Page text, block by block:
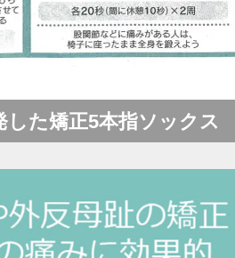
した矯正5本指ソックス